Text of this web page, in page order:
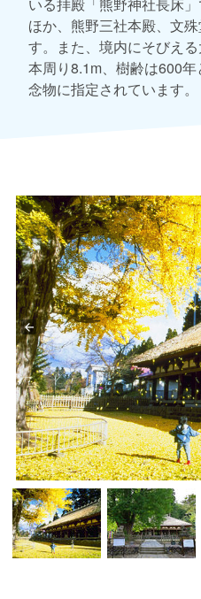
いる拝殿「熊野神社長床
ほか、熊野三社本殿、文
す。また、境内にそびえ
本周り8.1m、樹齢は600
念物に指定されています。